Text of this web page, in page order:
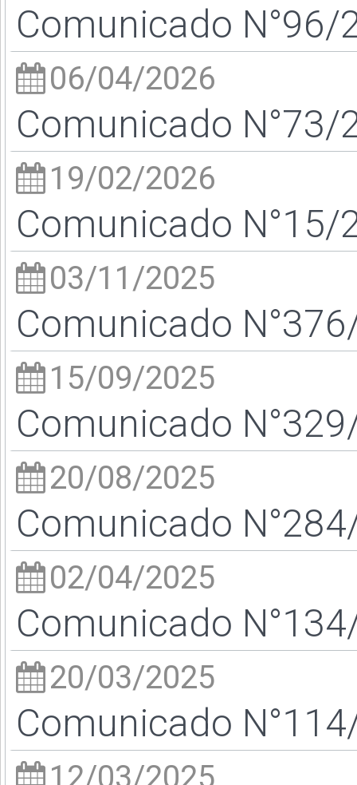
Comunicado N°96/
06/04/2026
Comunicado N°73/
19/02/2026
Comunicado N°15/
03/11/2025
Comunicado
15/09/2025
Comunicado
20/08/2025
Comunicado
02/04/2025
Comunicado
20/03/2025
Comunicado
12/03/2025